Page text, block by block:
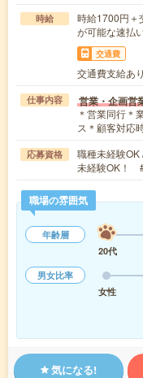
時給
時給1700円
が可能な速払
交通費
交通費支給あり
仕事内容 営業・企画営
＊営業同行＊
ス＊顧客対応
応募資格
職種未経験OK
未経験OK！
職場の雰囲気
年齢層
20代
男女比率
女性
気になる!